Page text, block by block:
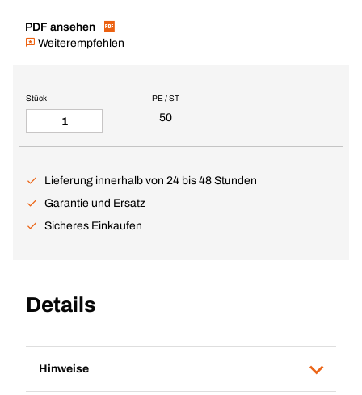
PDF ansehen
Weiterempfehlen
PE / ST
50
Stück
Lieferung innerhalb von 24 bis 48 Stunden
Garantie und Ersatz
Sicheres Einkaufen
Details
Hinweise